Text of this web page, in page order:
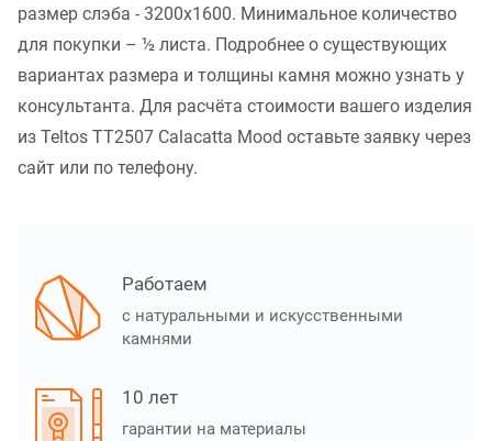
размер слэба - 3200x1600. Минимальное количество
для покупки – ½ листа. Подробнее о существующих
вариантах размера и толщины камня можно узнать у
консультанта. Для расчёта стоимости вашего изделия
из Teltos TT2507 Calacatta Mood оставьте заявку через
сайт или по телефону.
Работаем
с натуральными и искусственными
камнями
10 лет
гарантии на материалы